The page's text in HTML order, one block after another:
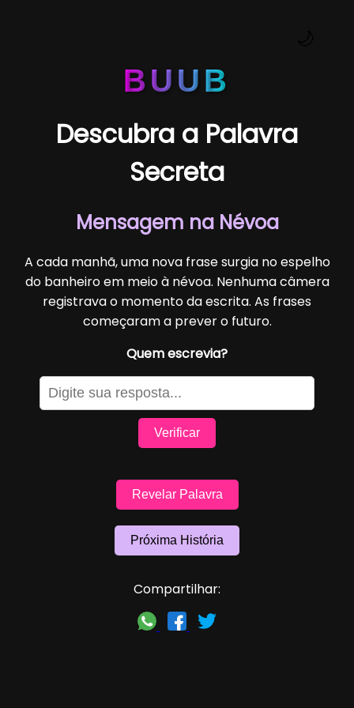
BUUB
Descubra a Palavra
Secreta
Mensagem na Névoa
A cada manhã, uma nova frase surgia no espelho
do banheiro em meio à névoa. Nenhuma câmera
registrava o momento da escrita. As frases
começaram a prever o futuro.
Quem escrevia?
Verificar
Revelar Palavra
Próxima História
Compartilhar: